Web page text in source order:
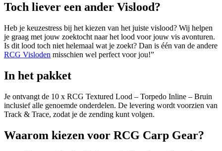
Toch liever een ander Vislood?
Heb je keuzestress bij het kiezen van het juiste vislood? Wij helpen
je graag met jouw zoektocht naar het lood voor jouw vis avonturen.
Is dit lood toch niet helemaal wat je zoekt? Dan is één van de andere
RCG Visloden misschien wel perfect voor jou!”
In het pakket
Je ontvangt de 10 x RCG Textured Lood – Torpedo Inline – Bruin
inclusief alle genoemde onderdelen. De levering wordt voorzien van
Track & Trace, zodat je de zending kunt volgen.
Waarom kiezen voor RCG Carp Gear?